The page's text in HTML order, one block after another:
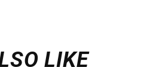
LIKE